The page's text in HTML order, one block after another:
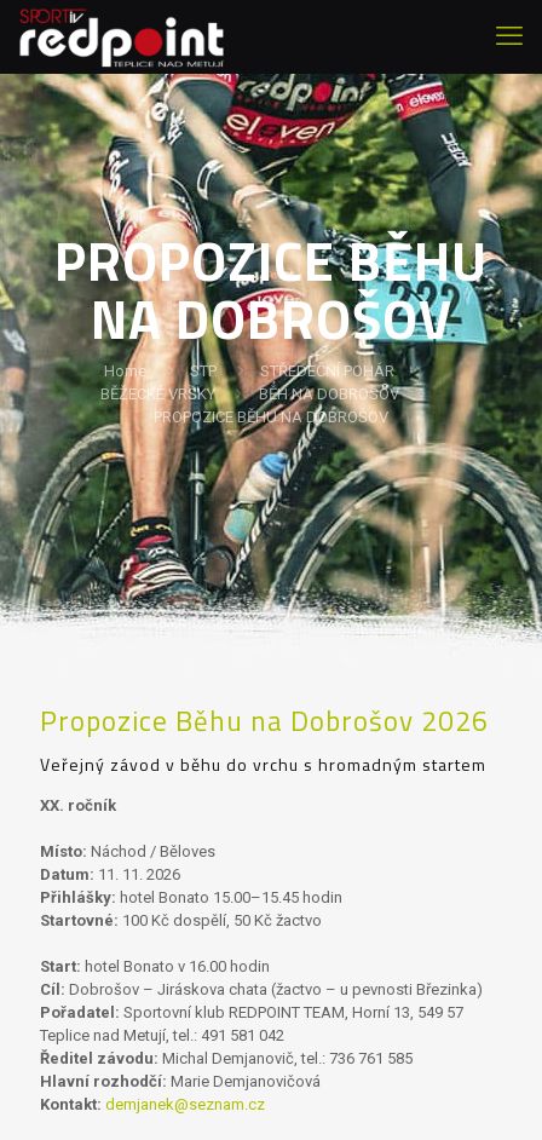
PROPOZICE BĚHU
NA DOBROŠOV
Home STP
STŘEDEČNÍ POHÁR
BĚŽECKÉ VRŠKY
BĚH NA DOBROŠOV
PROPOZICE BĚHU NA DOBROŠOV
Propozice Běhu na Dobrošov 2026
Veřejný závod v běhu do vrchu s hromadným startem
XX. ročník
Místo: Náchod / Běloves
Datum: 11. 11. 2026
Přihlášky: hotel Bonato 15.00–15.45 hodin
Startovné: 100 Kč dospělí, 50 Kč žactvo
Start: hotel Bonato v 16.00 hodin
Cíl: Dobrošov – Jiráskova chata (žactvo – u pevnosti Březinka)
Pořadatel: Sportovní klub REDPOINT TEAM, Horní 13, 549 57
Teplice nad Metují, tel.: 491 581 042
Ředitel závodu: Michal Demjanovič, tel.: 736 761 585
Hlavní rozhodčí: Marie Demjanovičová
Kontakt: demjanek@seznam.cz